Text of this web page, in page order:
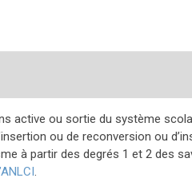
active ou sortie du système
ou de reconver­sion ou
à partir des degrés 1 et 2 des
.